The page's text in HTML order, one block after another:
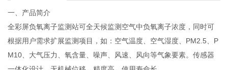
一、产品简介
全彩屏负氧离子监测站可全天候监测空气中负氧离子浓度，同时可
根据用户需求扩展监测项目，如：空气温度、空气湿度、 PM2.5、P
M10、大气压力、氧含量、噪声、风速、风向等气象要素。传感器